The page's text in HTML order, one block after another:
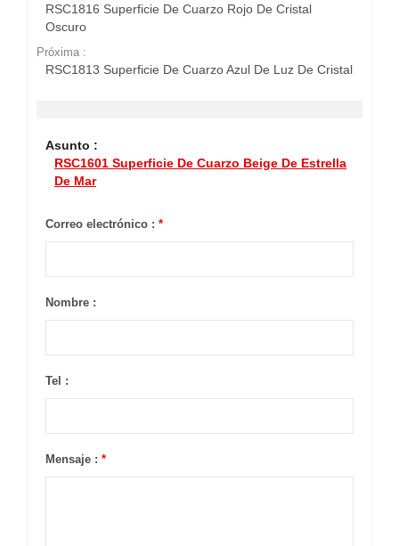
RSC1816 Superficie De Cuarzo Rojo De Cristal
Oscuro
Próxima :
RSC1813 Superficie De Cuarzo Azul De Luz De Cristal
Asunto :
RSC1601 Superficie De Cuarzo Beige De Estrella
De Mar
Correo electrónico : *
Nombre :
Tel :
Mensaje : *